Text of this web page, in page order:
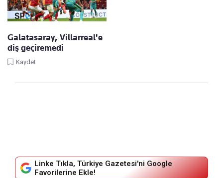
Galatasaray, Villarreal'e
diş geçiremedi
Kaydet
Linke Tıkla, Türkiye Gazetesi'ni Google
Favorilerine Ekle!